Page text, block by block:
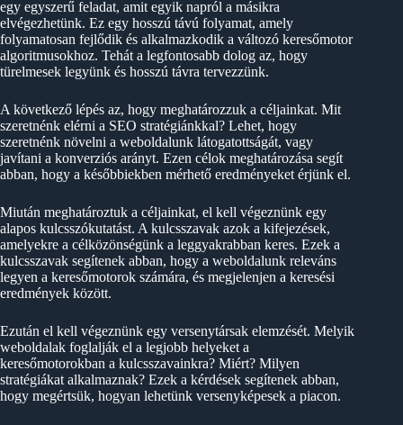
egy egyszerű feladat, amit egyik napról a másikra
elvégezhetünk. Ez egy hosszú távú folyamat, amely
folyamatosan fejlődik és alkalmazkodik a változó keresőmotor
algoritmusokhoz. Tehát a legfontosabb dolog az, hogy
türelmesek legyünk és hosszú távra tervezzünk.
A következő lépés az, hogy meghatározzuk a céljainkat. Mit
szeretnénk elérni a SEO stratégiánkkal? Lehet, hogy
szeretnénk növelni a weboldalunk látogatottságát, vagy
javítani a konverziós arányt. Ezen célok meghatározása segít
abban, hogy a későbbiekben mérhető eredményeket érjünk el.
Miután meghatároztuk a céljainkat, el kell végeznünk egy
alapos kulcsszókutatást. A kulcsszavak azok a kifejezések,
amelyekre a célközönségünk a leggyakrabban keres. Ezek a
kulcsszavak segítenek abban, hogy a weboldalunk releváns
legyen a keresőmotorok számára, és megjelenjen a keresési
eredmények között.
Ezután el kell végeznünk egy versenytársak elemzését. Melyik
weboldalak foglalják el a legjobb helyeket a
keresőmotorokban a kulcsszavainkra? Miért? Milyen
stratégiákat alkalmaznak? Ezek a kérdések segítenek abban,
hogy megértsük, hogyan lehetünk versenyképesek a piacon.